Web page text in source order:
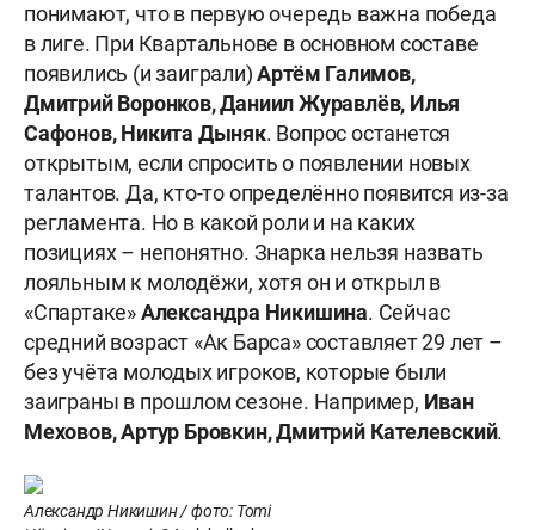
понимают, что в первую очередь важна победа
в лиге. При Квартальнове в основном составе
появились (и заиграли)Артём Галимов,
Дмитрий Воронков, Даниил Журавлёв, Илья
Сафонов, Никита Дыняк. Вопрос останется
открытым, если спросить о появлении новых
талантов. Да, кто-то определённо появится из-за
регламента. Но в какой роли и на каких
позициях – непонятно. Знарка нельзя назвать
лояльным к молодёжи, хотя он и открыл в
«Спартаке»Александра Никишина. Сейчас
средний возраст «Ак Барса» составляет 29 лет –
без учёта молодых игроков, которые были
заиграны в прошлом сезоне. Например, Иван
Меховов, Артур Бровкин, Дмитрий Кателевский.
Александр Никишин / фото: Tomi